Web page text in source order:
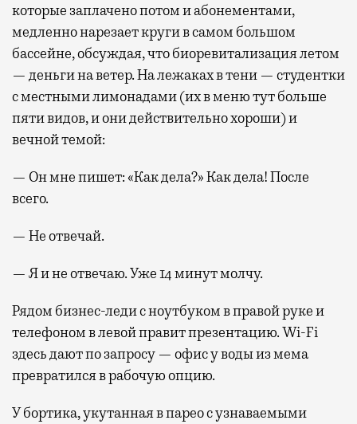
которые заплачено потом и абонементами,
медленно нарезает круги в самом большом
бассейне, обсуждая, что биоревитализация летом
— деньги на ветер. На лежаках в тени — студентки
с местными лимонадами (их в меню тут больше
пяти видов, и они действительно хороши) и
вечной темой:
— Он мне пишет: «Как дела?» Как дела! После
всего.
— Не отвечай.
— Я и не отвечаю. Уже 14 минут молчу.
Рядом бизнес-леди с ноутбуком в правой руке и
телефоном в левой правит презентацию. Wi-Fi
здесь дают по запросу — офис у воды из мема
превратился в рабочую опцию.
У бортика, укутанная в парео с узнаваемыми